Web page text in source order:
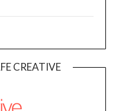
CREATIVE